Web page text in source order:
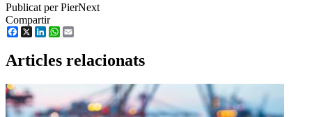
Publicat per PierNext
Compartir
Facebook
X LinkedInWhatsApp
Articles relacionats